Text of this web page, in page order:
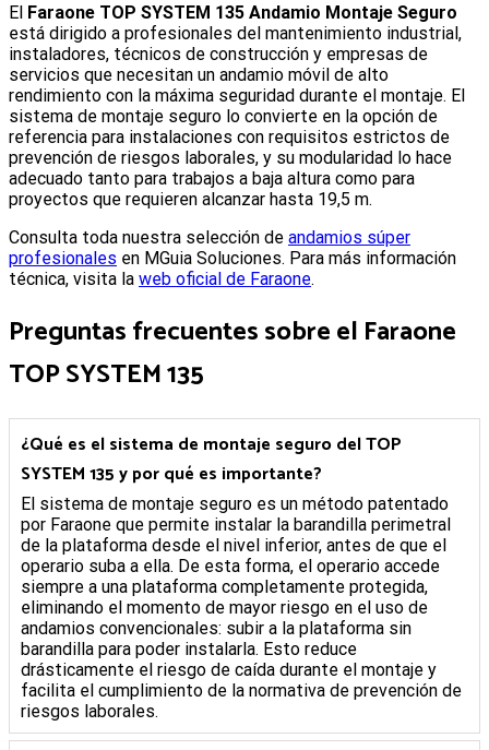
El Faraone TOP SYSTEM 135 Andamio Montaje Seguro
está dirigido a profesionales del mantenimiento industrial,
instaladores, técnicos de construcción y empresas de
servicios que necesitan un andamio móvil de alto
rendimiento con la máxima seguridad durante el montaje. El
sistema de montaje seguro lo convierte en la opción de
referencia para instalaciones con requisitos estrictos de
prevención de riesgos laborales, y su modularidad lo hace
adecuado tanto para trabajos a baja altura como para
proyectos que requieren alcanzar hasta 19,5 m.
Consulta toda nuestra selección de andamios súper
profesionales en MGuia Soluciones. Para más información
técnica, visita la web oficial de Faraone.
Preguntas frecuentes sobre el Faraone
TOP SYSTEM 135
¿Qué es el sistema de montaje seguro del TOP
SYSTEM 135 y por qué es importante?
El sistema de montaje seguro es un método patentado
por Faraone que permite instalar la barandilla perimetral
de la plataforma desde el nivel inferior, antes de que el
operario suba a ella. De esta forma, el operario accede
siempre a una plataforma completamente protegida,
eliminando el momento de mayor riesgo en el uso de
andamios convencionales: subir a la plataforma sin
barandilla para poder instalarla. Esto reduce
drásticamente el riesgo de caída durante el montaje y
facilita el cumplimiento de la normativa de prevención de
riesgos laborales.